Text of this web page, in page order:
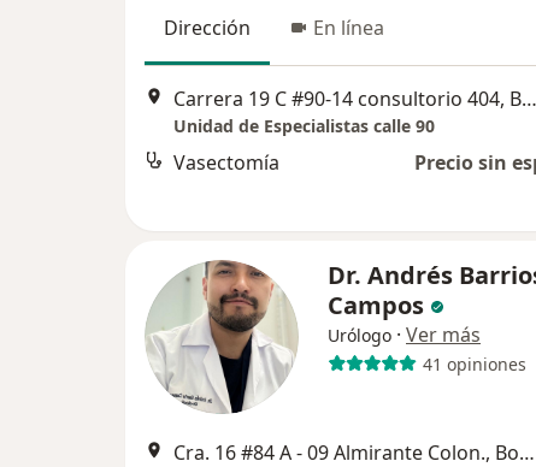
Dirección En línea
Carrera 19 C #90-14 consultorio 404, Bogotá
Unidad de Especialistas calle 90
Vasectomía Precio sin
Dr. Andrés
Campos
Urólogo · Ver más
41 opiniones
Cra. 16 #84 A - 09 Almirante Colon., Bogotá